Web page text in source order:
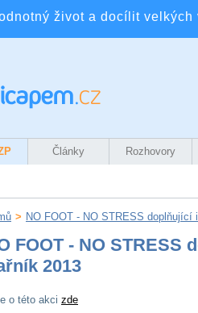
život a docílit velkých
Články Rozhovory
> NO FOOT - NO STRESS
FOOT - NO
2013
o této akci zde